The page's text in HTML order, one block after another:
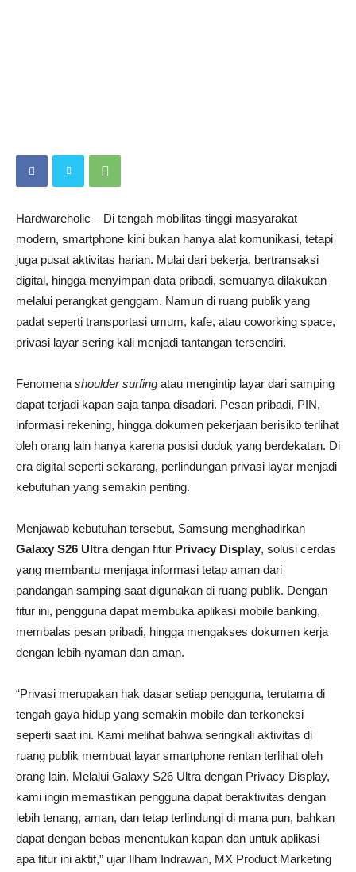
Hardwareholic – Di tengah mobilitas tinggi masyarakat
modern, smartphone kini bukan hanya alat komunikasi, tetapi
juga pusat aktivitas harian. Mulai dari bekerja, bertransaksi
digital, hingga menyimpan data pribadi, semuanya dilakukan
melalui perangkat genggam. Namun di ruang publik yang
padat seperti transportasi umum, kafe, atau coworking space,
privasi layar sering kali menjadi tantangan tersendiri.
Fenomena shoulder surfing atau mengintip layar dari samping
dapat terjadi kapan saja tanpa disadari. Pesan pribadi, PIN,
informasi rekening, hingga dokumen pekerjaan berisiko terlihat
oleh orang lain hanya karena posisi duduk yang berdekatan. Di
era digital seperti sekarang, perlindungan privasi layar menjadi
kebutuhan yang semakin penting.
Menjawab kebutuhan tersebut, Samsung menghadirkan
Galaxy S26 Ultradengan fitur Privacy Display, solusi cerdas
yang membantu menjaga informasi tetap aman dari
pandangan samping saat digunakan di ruang publik. Dengan
fitur ini, pengguna dapat membuka aplikasi mobile banking,
membalas pesan pribadi, hingga mengakses dokumen kerja
dengan lebih nyaman dan aman.
“Privasi merupakan hak dasar setiap pengguna, terutama di
tengah gaya hidup yang semakin mobile dan terkoneksi
seperti saat ini. Kami melihat bahwa seringkali aktivitas di
ruang publik membuat layar smartphone rentan terlihat oleh
orang lain. Melalui Galaxy S26 Ultra dengan Privacy Display,
kami ingin memastikan pengguna dapat beraktivitas dengan
lebih tenang, aman, dan tetap terlindungi di mana pun, bahkan
dapat dengan bebas menentukan kapan dan untuk aplikasi
apa fitur ini aktif,” ujar Ilham Indrawan, MX Product Marketing